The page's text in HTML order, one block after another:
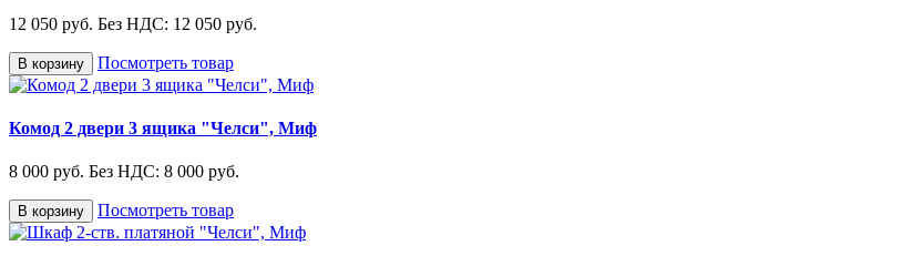
12 050 руб. Без НДС: 12 050 руб.
В корзину Посмотреть товар
Комод 2 двери 3 ящика "Челси", Миф
8 000 руб. Без НДС: 8 000 руб.
В корзину Посмотреть товар